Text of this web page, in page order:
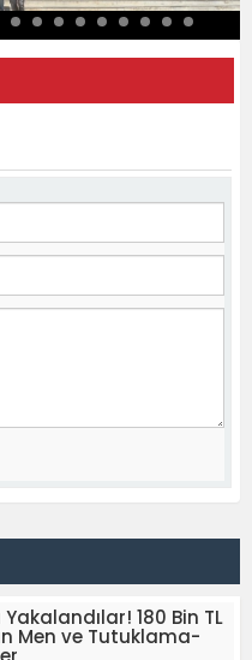
180 Bin TL
Men ve Tutuklama-